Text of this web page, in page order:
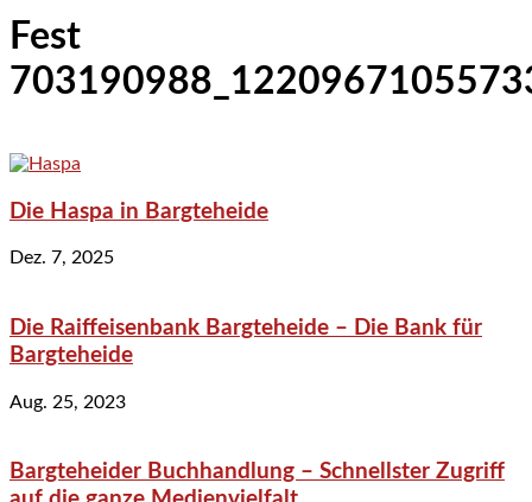
Fest
Die Haspa in Bargteheide
Dez. 7, 2025
Die Raiffeisenbank Bargteheide – Die Bank für
Bargteheide
Aug. 25, 2023
Bargteheider Buchhandlung – Schnellster Zugriff